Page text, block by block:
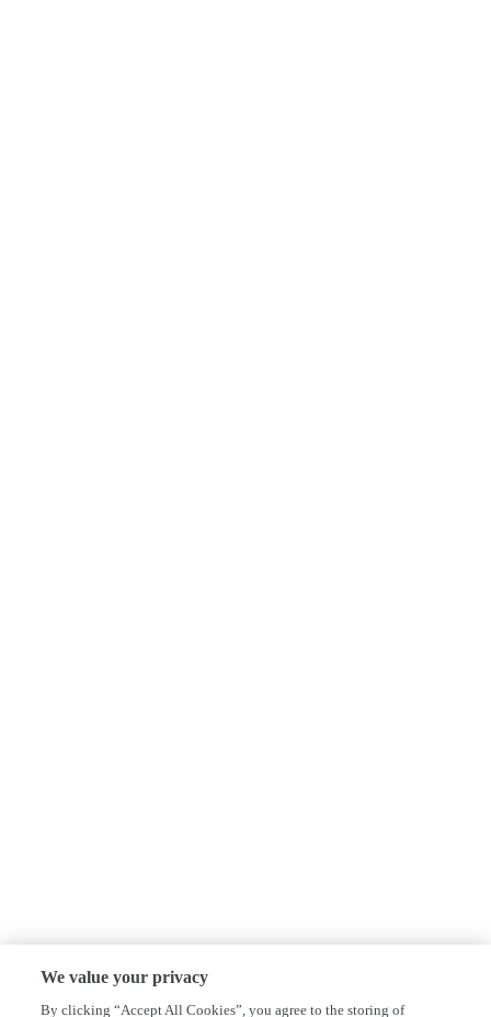
We value your privacy
By clicking “Accept All Cookies”, you agree to the storing of